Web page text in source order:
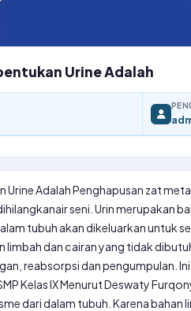
Urine Adalah
Urine Adalah Penghapusan zat
air seni . Urin merupakan
tubuh akan dikeluarkan untuk
limbah dan cairan yang tidak
reabsorpsi dan pengumpulan.
Kelas IX Menurut Deswaty
dari dalam tubuh. Karena bahan